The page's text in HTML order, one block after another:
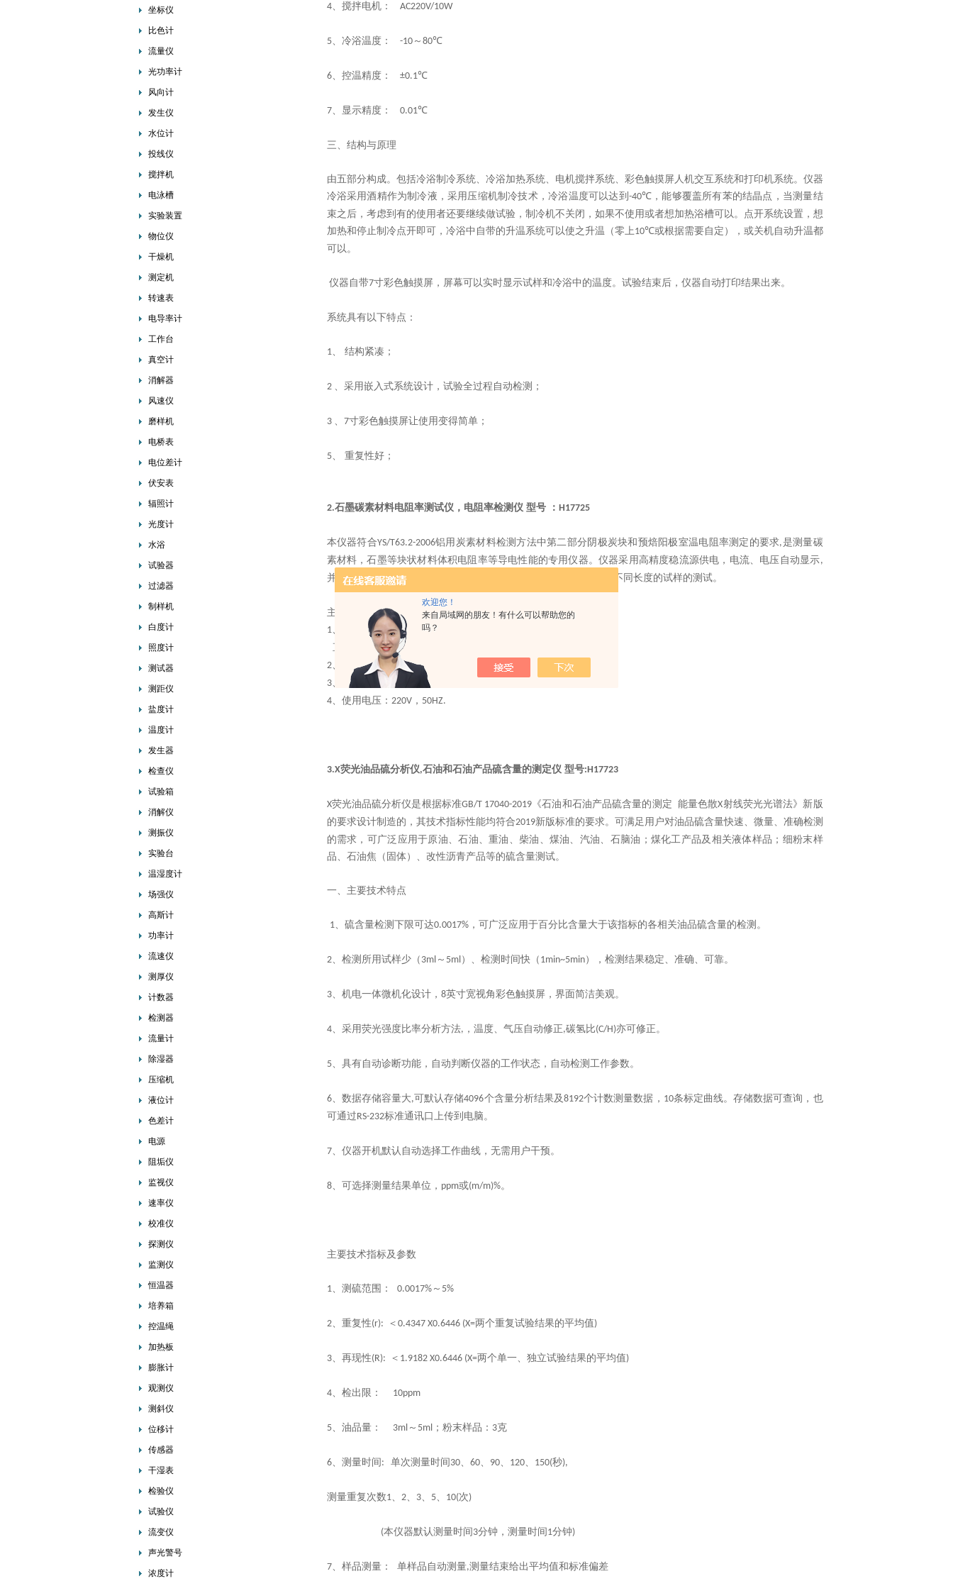
欢迎您！
来自局域网的朋友！有什么可以帮助您的
吗？
坐标仪
比色计
流量仪
光功率计
风向计
发生仪
水位计
投线仪
搅拌机
电泳槽
实验装置
物位仪
干燥机
测定机
转速表
电导率计
工作台
真空计
消解器
风速仪
磨样机
电桥表
电位差计
伏安表
辐照计
光度计
水浴
试验器
过滤器
制样机
白度计
照度计
测试器
测距仪
盐度计
温度计
发生器
检查仪
试验箱
消解仪
测振仪
实验台
温湿度计
场强仪
高斯计
功率计
流速仪
测厚仪
计数器
检测器
流量计
除湿器
压缩机
液位计
色差计
电源
阻垢仪
监视仪
速率仪
校准仪
探测仪
监测仪
恒温器
培养箱
控温绳
加热板
膨胀计
观测仪
测斜仪
位移计
传感器
干湿表
检验仪
试验仪
流变仪
声光警号
浓度计
4、搅拌电机： AC220V/10W
5、冷浴温度： -10～ 80℃
6、控温精度： ±0.1℃
7、显示精度： 0.01℃
三、结构与原理
由五部分构成。包括冷浴制冷系统、冷浴加热系统、电机搅拌系统、彩色触摸屏人机交互系统和打印机系统。仪器
冷浴采用酒精作为制冷液，采用压缩机制冷技术，冷浴温度可以达到 -40℃ ，能够覆盖所有苯的结晶点，当测量结
束之后，考虑到有的使用者还要继续做试验，制冷机不关闭，如果不使用或者想加热浴槽可以。点开系统设置，想
加热和停止制冷点开即可，冷浴中自带的升温系统可以使之升温（零上10℃或根据需要自定），或关机自动升温都
可以。
仪器自带7寸彩色触摸屏，屏幕可以实时显示试样和冷浴中的温度。试验结束后，仪器自动打印结果出来。
系统具有以下特点：
1、 结构紧凑；
2 、采用嵌入式系统设计，试验全过程自动检测；
3 、 7寸彩色触摸屏让使用变得简单；
5、 重复性好；
2.石墨碳素材料电阻率测试仪，电阻率检测仪 型号 ： H17725
本仪器符合YS/T63.2-2006铝用炭素材料检测方法中第二部分阴极炭块和预焙阳极室温电阻率测定的要求,是测量碳
素材料，石墨等块状材料体积电阻率等导电性能的专用仪器。仪器采用高精度稳流源供电，电流、电压自动显示,
并且稳定,准确,直观 方便。灵活的测试试样平台适用于不同直径和不同长度的试样的测试。
主要技术参数
1、试样尺寸：圆柱体试样Ф
直径Ф
20-50mm,长度
2、恒流源电流：0-5A。
3、电压检测： 0-200mV ，
4、使用电压： 220V， 50HZ.
3.X荧光油品硫分析仪,石油和石油产品硫含量的测定仪 型号:H17723
X荧光油品硫分析仪是根据标准GB/T 17040-2019 《石油和石油产品硫含量的测定 能量色散X射线荧光光谱法》新版
的要求设计制造的，其技术指标性能均符合2019新版标准的要求。可满足用户对油品硫含量快速、微量、准确检测
的需求，可广泛应用于原油、石油、重油、柴油、煤油、汽油、石脑油；煤化工产品及相关液体样品；细粉末样
品、石油焦（固体）、改性沥青产品等的硫含量测试。
一、主要技术特点
1、硫含量检测下限可达0.0017%，可广泛应用于百分比含量大于该指标的各相关油品硫含量的检测。
2、检测所用试样少（ 3ml ～ 5ml）、检测时间快（ 1min~5min），检测结果稳定、准确、可靠。
3、机电一体微机化设计， 8英寸宽视角彩色触摸屏，界面简洁美观。
4、采用荧光强度比率分析方法, ，温度、气压自动修正,碳氢比(C/H)亦可修正。
5、具有自动诊断功能，自动判断仪器的工作状态，自动检测工作参数。
6、数据存储容量大,可默认存储4096个含量分析结果及8192个计数测量数据， 10条标定曲线。存储数据可查询，也
可通过RS-232标准通讯口上传到电脑。
7、仪器开机默认自动选择工作曲线，无需用户干预。
8、可选择测量结果单位， ppm或(m/m)%。
主要技术指标及参数
1、测硫范围： 0.0017%～ 5%
2、重复性(r): ＜ 0.4347 X0.6446 (X=两个重复试验结果的平均值)
3、再现性(R): ＜ 1.9182 X0.6446 (X=两个单一、独立试验结果的平均值)
4、检出限： 10ppm
5、油品量： 3ml ～ 5ml ；粉末样品： 3克
6、测量时间 : 单次测量时间 30、 60、 90、 120、 150(秒),
测量重复次数1、 2、 3、 5、 10(次)
(本仪器默认测量时间 3分钟，测量时间 1分钟)
7、样品测量： 单样品自动测量,测量结束给出平均值和标准偏差